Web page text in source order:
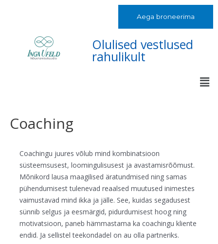
Aega broneerima
Olulised vestlused
rahulikult
Coaching
Coachingu juures võlub mind kombinatsioon
süsteemsusest, loomingulisusest ja avastamisrõõmust.
Mõnikord lausa maagilised äratundmised ning samas
pühendumisest tulenevad reaalsed muutused inimestes
vaimustavad mind ikka ja jälle. See, kuidas segadusest
sünnib selgus ja eesmärgid, pidurdumisest hoog ning
motivatsioon, paneb hämmastama ka coachingu kliente
endid. Ja sellistel teekondadel on au olla partneriks.